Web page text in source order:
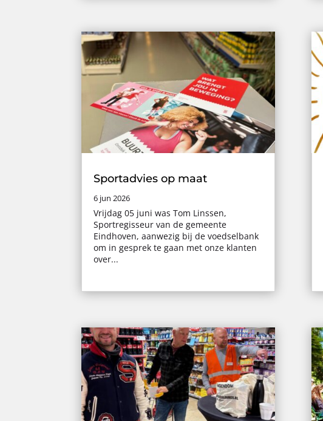
Sportadvies op maat
6 jun 2026
Vrijdag 05 juni was Tom Linssen,
Sportregisseur van de gemeente
Eindhoven, aanwezig bij de voedselbank
om in gesprek te gaan met onze klanten
over...